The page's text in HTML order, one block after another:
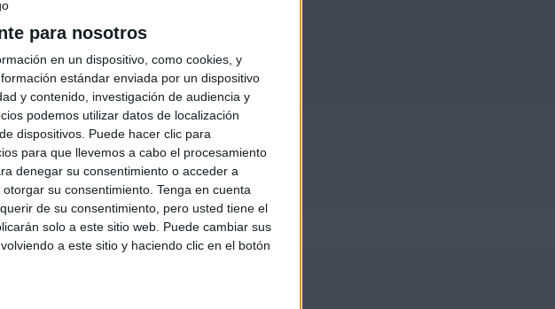
para nosotros
en un dispositivo, como cookies, y
estándar enviada por un dispositivo
y contenido, investigación de audiencia y
podemos utilizar datos de localización
dispositivos. Puede hacer clic para
para que llevemos a cabo el procesamiento
denegar su consentimiento o acceder a
su consentimiento. Tenga en cuenta
de su consentimiento, pero usted tiene el
solo a este sitio web. Puede cambiar sus
a este sitio y haciendo clic en el botón